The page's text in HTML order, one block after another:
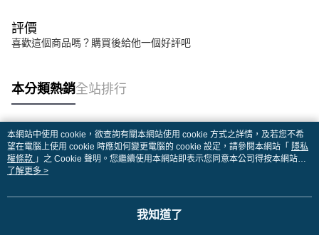
評價
喜歡這個商品嗎？購買後給他一個好評吧
本分類熱銷全站排行
熱門標籤
本網站中使用 cookie，欲查詢有關本網站使用 cookie 方式之詳情，及若您不希
望在電腦上使用 cookie 時應如何變更電腦的 cookie 設定，請參閱本網站「 隱私
權條款 」之 Cookie 聲明。您繼續使用本網站即表示您同意本公司得按本網站使
用條款之 Cookie 聲明使用 cookie。
了解更多 >
我知道了